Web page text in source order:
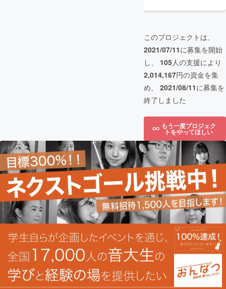
このプロジェクトは、
2021/07/11に募集を開始
し、 105人の支援により
2,014,167円の資金を集
め、 2021/08/11に募集を
終了しました
もう一度プロジェク
トをやってほしい